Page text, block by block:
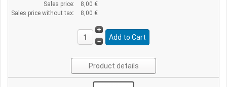
Sales price:
8,00 €
Sales price without tax:
8,00 €
Product details